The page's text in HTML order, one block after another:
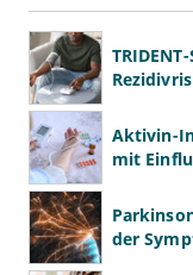
Aktivin-
mit
der